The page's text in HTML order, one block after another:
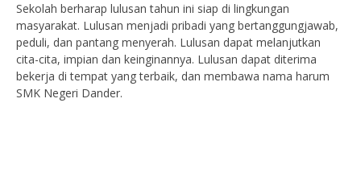
Sekolah berharap lulusan tahun ini siap di lingkungan
masyarakat. Lulusan menjadi pribadi yang bertanggungjawab,
peduli, dan pantang menyerah. Lulusan dapat melanjutkan
cita-cita, impian dan keinginannya. Lulusan dapat diterima
bekerja di tempat yang terbaik, dan membawa nama harum
SMK Negeri Dander.